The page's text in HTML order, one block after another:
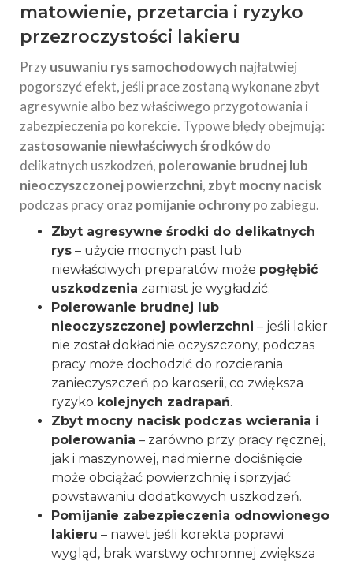
matowienie, przetarcia i ryzyko
przezroczystości lakieru
Przyusuwaniu rys samochodowych najłatwiej
pogorszyć efekt, jeśli prace zostaną wykonane zbyt
agresywnie albo bez właściwego przygotowania i
zabezpieczenia po korekcie. Typowe błędy obejmują:
zastosowanie niewłaściwych środkówdo
delikatnych uszkodzeń, polerowanie brudnej lub
nieoczyszczonej powierzchni,zbyt mocny nacisk
podczas pracy oraz pomijanie ochronypo zabiegu.
Zbyt agresywne środki do delikatnych
rys – użycie mocnych past lub
niewłaściwych preparatów może pogłębić
uszkodzenia zamiast je wygładzić.
Polerowanie brudnej lub
nieoczyszczonej powierzchni – jeśli lakier
nie został dokładnie oczyszczony, podczas
pracy może dochodzić do rozcierania
zanieczyszczeń po karoserii, co zwiększa
ryzyko kolejnych zadrapań.
Zbyt mocny nacisk podczas wcierania i
polerowania – zarówno przy pracy ręcznej,
jak i maszynowej, nadmierne dociśnięcie
może obciążać powierzchnię i sprzyjać
powstawaniu dodatkowych uszkodzeń.
Pomijanie zabezpieczenia odnowionego
lakieru – nawet jeśli korekta poprawi
wygląd, brak warstwy ochronnej zwiększa